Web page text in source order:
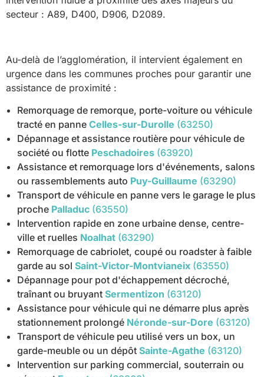
secteur : A89, D400, D906, D2089.
Au-delà de l’agglomération, il intervient également en
urgence dans les communes proches pour garantir une
assistance de proximité :
Remorquage de remorque, porte-voiture ou véhicule
tracté en panne Celles-sur-Durolle (63250)
Dépannage et assistance routière pour véhicule de
société ou flotte Peschadoires (63920)
Assistance et remorquage lors d'événements, salons
ou rassemblements auto Puy-Guillaume (63290)
Transport de véhicule en panne vers le garage le plus
proche Palladuc (63550)
Intervention rapide en zone urbaine dense, centre-
ville et ruelles Noalhat (63290)
Remorquage de cabriolet, coupé ou roadster à faible
garde au sol Saint-Victor-Montvianeix (63550)
Dépannage pour pot d'échappement décroché,
traînant ou bruyant Sermentizon (63120)
Assistance pour véhicule qui ne démarre plus après
stationnement prolongé Néronde-sur-Dore (63120)
Transport de véhicule peu utilisé vers un box, un
garde-meuble ou un dépôt Sainte-Agathe (63120)
Intervention sur parking commercial, souterrain ou